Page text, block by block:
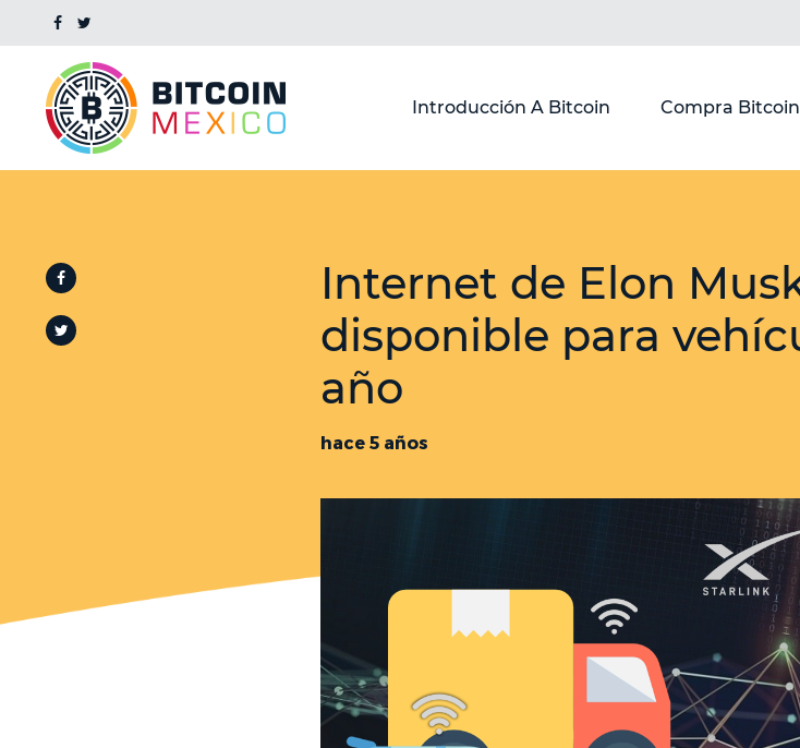
Introducción A Bitcoin Compra Bitcoin
Internet de Elon
disponible para
año
hace 5 años